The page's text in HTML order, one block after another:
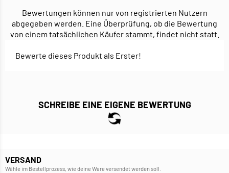
Bewertungen können nur von registrierten Nutzern
abgegeben werden. Eine Überprüfung, ob die Bewertung
von einem tatsächlichen Käufer stammt, findet nicht statt.
Bewerte dieses Produkt als Erster!
SCHREIBE EINE EIGENE BEWERTUNG
VERSAND
Wähle im Bestellprozess, wie deine Ware versendet werden soll.